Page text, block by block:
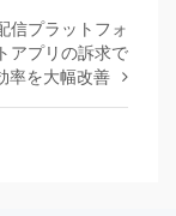
信プラットフォ
アプリの訴求で
率を大幅改善